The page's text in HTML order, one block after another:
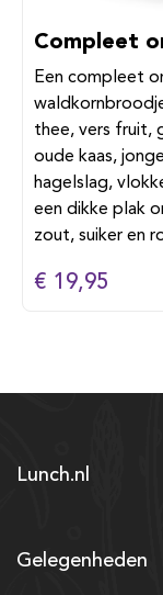
Compleet
Een compleet
thee, vers fruit,
oude kaas,
hagelslag,
een dikke plak
zout, suiker en
€ 19,95
Lunch.nl
Gelegenheden